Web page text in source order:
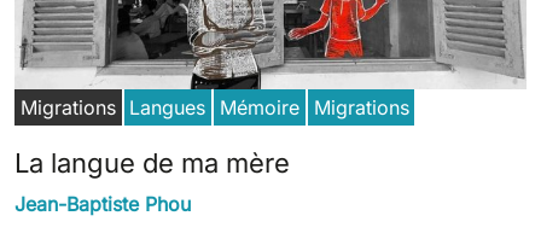
Migrations Langues Mémoire Migrations
La langue de ma mère
Jean-Baptiste Phou